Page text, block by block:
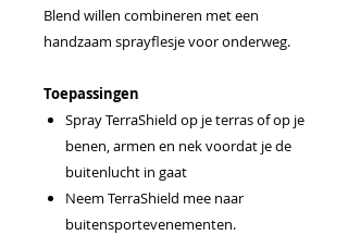
Blend willen combineren met een
handzaam sprayflesje voor onderweg.
Toepassingen
Spray TerraShield op je terras of op je
benen, armen en nek voordat je de
buitenlucht in gaat
Neem TerraShield mee naar
buitensportevenementen.